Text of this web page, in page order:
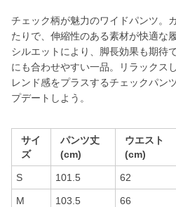
チェック柄が魅力のワイドパンツ。
たりで、伸縮性のある素材が快適な
シルエットにより、脚長効果も期待
にも合わせやすい一品。リラックス
レンド感をプラスするチェックパン
プデートしよう。
サイ
ズ
パンツ丈
(cm)
ウエスト
(cm)
S 101.5 62
M 103.5 66